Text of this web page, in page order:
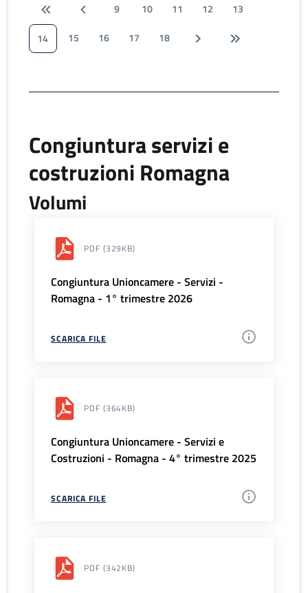
9 10 11 12
13
14
15 16 17 18
Congiuntura servizi e
costruzioni Romagna
Volumi
PDF (329KB)
Congiuntura Unioncamere - Servizi -
Romagna - 1° trimestre 2026
SCARICA FILE
PDF (364KB)
Congiuntura Unioncamere - Servizi e
Costruzioni - Romagna - 4° trimestre 2025
SCARICA FILE
PDF (342KB)